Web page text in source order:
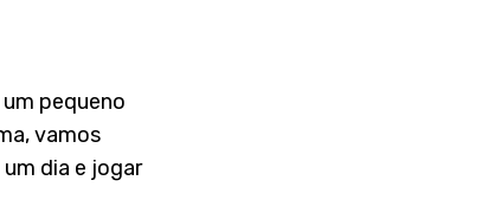
pequeno
vamos
dia e jogar